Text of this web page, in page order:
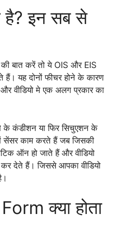
है? इन सब से
बात करें तो ये OIS और EIS
हैं। यह दोनों फीचर होने के कारण
वीडियो मे एक अलग प्रकार का
के कंडीशन या फिर सिचुएशन के
सेंसर काम करते हैं जब जिसकी
ऑन हो जाते हैं और वीडियो
देते हैं। जिससे आपका वीडियो
क्या होता